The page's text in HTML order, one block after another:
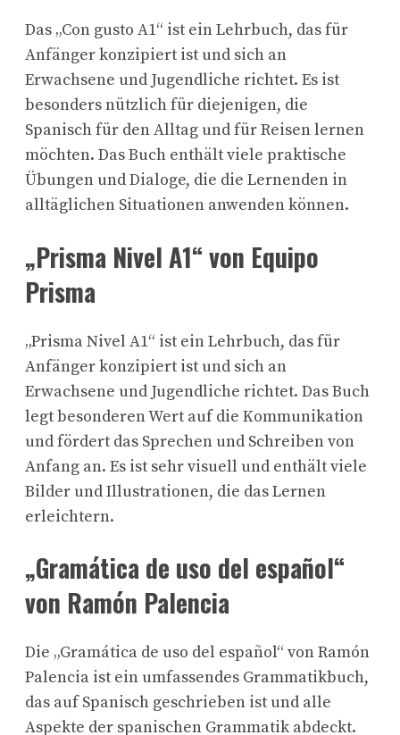
Das „Con gusto A1“ ist ein Lehrbuch, das für
Anfänger konzipiert ist und sich an
Erwachsene und Jugendliche richtet. Es ist
besonders nützlich für diejenigen, die
Spanisch für den Alltag und für Reisen lernen
möchten. Das Buch enthält viele praktische
Übungen und Dialoge, die die Lernenden in
alltäglichen Situationen anwenden können.
„Prisma Nivel A1“ von Equipo
Prisma
„Prisma Nivel A1“ ist ein Lehrbuch, das für
Anfänger konzipiert ist und sich an
Erwachsene und Jugendliche richtet. Das Buch
legt besonderen Wert auf die Kommunikation
und fördert das Sprechen und Schreiben von
Anfang an. Es ist sehr visuell und enthält viele
Bilder und Illustrationen, die das Lernen
erleichtern.
„Gramática de uso del español“
von Ramón Palencia
Die „Gramática de uso del español“ von Ramón
Palencia ist ein umfassendes Grammatikbuch,
das auf Spanisch geschrieben ist und alle
Aspekte der spanischen Grammatik abdeckt.